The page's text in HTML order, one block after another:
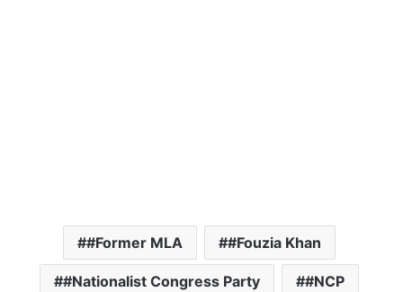
#Former MLA #Fouzia Khan
#Nationalist Congress Party #NCP